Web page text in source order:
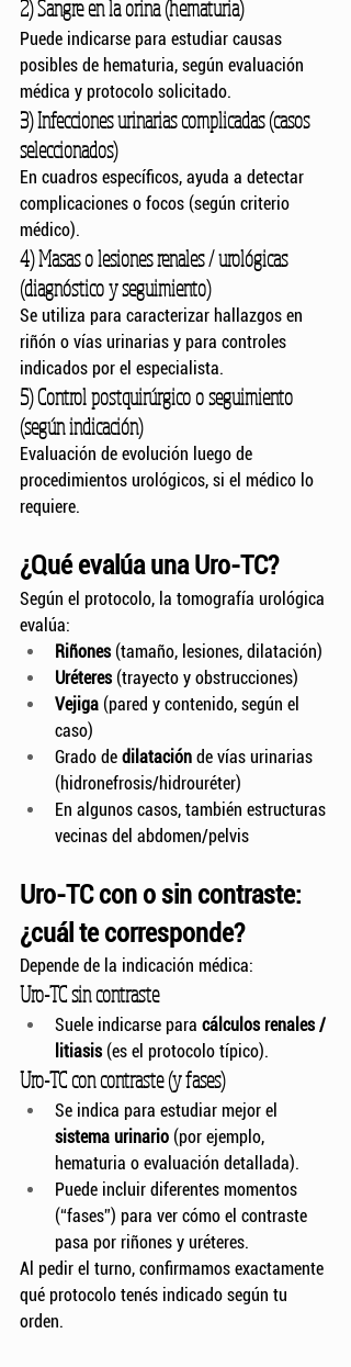
2) Sangre en la orina (hematuria)
Puede indicarse para estudiar causas
posibles de hematuria, según evaluación
médica y protocolo solicitado.
3) Infecciones urinarias complicadas (casos
seleccionados)
En cuadros específicos, ayuda a detectar
complicaciones o focos (según criterio
médico).
4) Masas o lesiones renales / urológicas
(diagnóstico y seguimiento)
Se utiliza para caracterizar hallazgos en
riñón o vías urinarias y para controles
indicados por el especialista.
5) Control postquirúrgico o seguimiento
(según indicación)
Evaluación de evolución luego de
procedimientos urológicos, si el médico lo
requiere.
¿Qué evalúa una Uro-TC?
Según el protocolo, la tomografía urológica
evalúa:
Riñones (tamaño, lesiones, dilatación)
Uréteres (trayecto y obstrucciones)
Vejiga (pared y contenido, según el
caso)
Grado de dilatación de vías urinarias
(hidronefrosis/hidrouréter)
En algunos casos, también estructuras
vecinas del abdomen/pelvis
Uro-TC con o sin contraste:
¿cuál te corresponde?
Depende de la indicación médica:
Uro-TC sin contraste
Suele indicarse para cálculos renales /
litiasis (es el protocolo típico).
Uro-TC con contraste (y fases)
Se indica para estudiar mejor el
sistema urinario (por ejemplo,
hematuria o evaluación detallada).
Puede incluir diferentes momentos
(“fases”) para ver cómo el contraste
pasa por riñones y uréteres.
Al pedir el turno, confirmamos exactamente
qué protocolo tenés indicado según tu
orden.